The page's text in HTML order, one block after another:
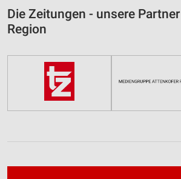
Die Zeitungen - unsere
Region